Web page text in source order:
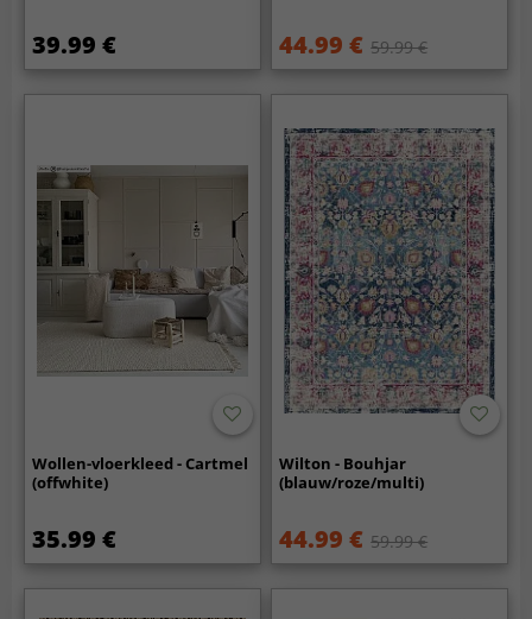
39.99 € 44.99 € 59.99 €
Wollen-vloerkleed - Cartmel
(offwhite)
35.99 €
Wilton - Bouhjar
(blauw/roze/multi)
44.99 € 59.99 €